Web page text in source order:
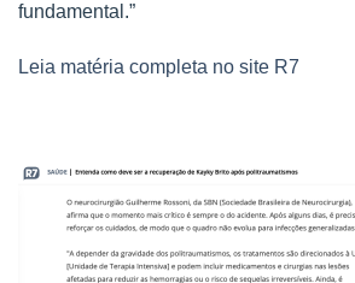
fundamental.”
Leia matéria completa no site R7